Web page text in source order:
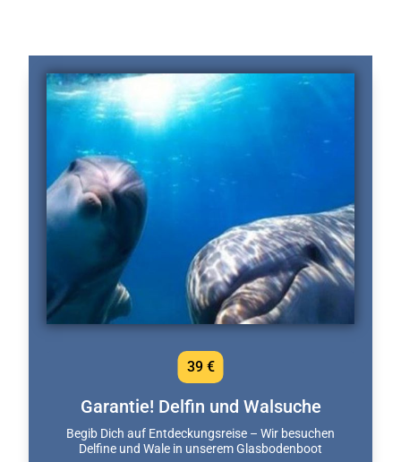
Garantie! Delfin und Walsuche
Begib Dich auf Entdeckungsreise – Wir besuchen
Delfine und Wale in unserem Glasbodenboot
39 €